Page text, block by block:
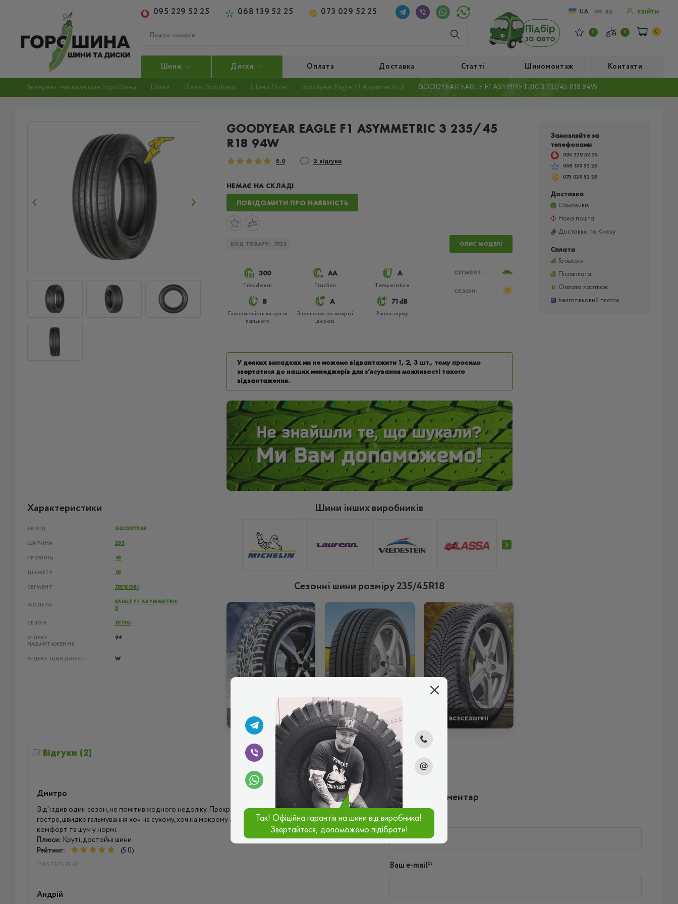
095 229 52 25 068 139 52 25 073 029 52 25 UA RU УВІЙТИ
0 0 0
Шини Диски Оплата Доставка Статті Шиномонтаж Контакти
Інтернет-магазин шин ГороШина Шини Шини Goodyear Шини Літні Goodyear Eagle F1 Asymmetric 3 GOODYEAR EAGLE F1 ASYMMETRIC 3 235/45 R18 94W
GOODYEAR EAGLE F1 ASYMMETRIC 3 235/45
R18 94W
5.0 2 відгука
НЕМАЄ НА СКЛАДІ
ПОВІДОМИТИ ПРО НАЯВНІСТЬ
КОД ТОВАРУ: 7323 ОПИС МОДЕЛІ
300
Treadwear
АА
Traction
A
Temperature
B
Економічність витрати
пального
A
Зчеплення на мокрої
дорозі
71dB
Рівень шуму
СЕГМЕНТ:
СЕЗОН:
У деяких випадках ми не можемо відвантажити 1, 2, 3 шт., тому просимо
звертатися до наших менеджерів для з’ясування можливості такого
відвантаження.
Замовляйте за
телефонами
095 229 52 25
068 139 52 25
073 029 52 25
Доставка
Самовивіз
Нова пошта
Доставка по Києву
Сплата
Готівкою
Післяплата
Оплата карткою
Безготівковий платіж
Характеристики
БРЕНД GOODYEAR
ШИРИНА 235
ПРОФІЛЬ 45
ДІАМЕТР 18
СЕГМЕНТ ЛЕГКОВІ
МОДЕЛЬ
EAGLE F1 ASYMMETRIC
3
СЕЗОН ЛІТНІ
ІНДЕКС
НАВАНТАЖЕННЯ
94
ІНДЕКС ШВИДКОСТІ W
Шини інших виробників
Сезонні шини розміру 235/45R18
ЗИМОВІ ЛІТНІ ВСЕСЕЗОННІ
Відгуки (2)
Дмитро
Від'їздив один сезон, не помітив жодного недоліку. Прекрасне зчеплення, керування чітке та
гостре, швидке гальмування хоч на сухому, хоч на мокрому асфальті. Зношуються шини не швидко,
комфорт та шум у нормі.
Плюси: Круті, достойні шини
Рейтинг:
(5.0)
13.05.2025, 15:40
Андрій
Написати коментар
Ім'я*
Ваш e-mail*
Так! Офіційна гарантія на шини від виробника!
Звертайтеся, допоможемо підібрати!